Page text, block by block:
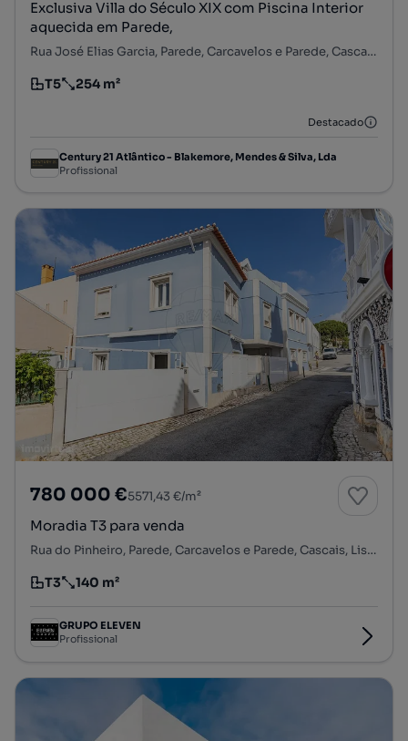
Exclusiva Villa do Século XIX com Piscina Interior
aquecida em Parede,
Rua José Elias Garcia, Parede, Carcavelos e Parede, Cascais, Lisboa
Tipologia
T5
Preço por metro quadrado
254 m²
Destacado
Century 21 Atlântico - Blakemore, Mendes & Silva, Lda
Profissional
780 000 €5571,43 €/m²
Moradia T3 para venda
Rua do Pinheiro, Parede, Carcavelos e Parede, Cascais, Lisboa
Tipologia
T3
Preço por metro quadrado
140 m²
GRUPO ELEVEN
Profissional